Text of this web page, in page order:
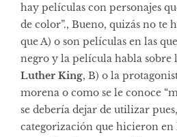
hay películas con personajes
de color”., Bueno, quizás no te
que A) o son películas en las
negro y la película habla sobre
Luther King, B) o la
morena o como se le conoce
se debería dejar de utilizar
categorización que hicieron en